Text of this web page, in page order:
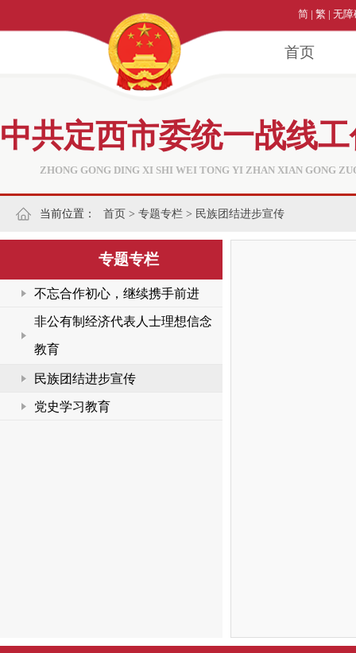
简 | 繁 | 无障
首页
中共定西市委统一战线
ZHONG GONG DING XI SHI WEI TONG YI ZHAN XIAN GONG
当前位置： 首页 > 专题专栏 > 民族团结进步宣传
专题专栏
不忘合作初心，继续携手前进
非公有制经济代表人士理想信念
教育
民族团结进步宣传
党史学习教育